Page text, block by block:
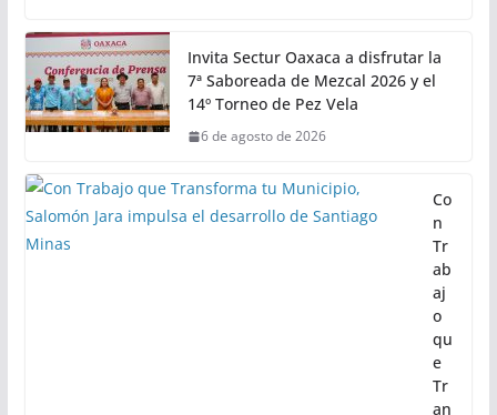
Invita Sectur Oaxaca a disfrutar la
7ª Saboreada de Mezcal 2026 y el
14º Torneo de Pez Vela
6 de agosto de 2026
Co
n
Tr
ab
aj
o
qu
e
Tr
an